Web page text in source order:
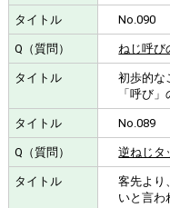
No.090
ねじ呼び
初歩的な
「呼び
No.089
逆ねじタ
客先より
いと言わ